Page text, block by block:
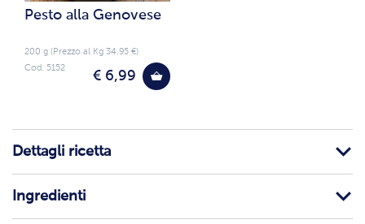
Pesto alla Genovese
200 g (Prezzo al Kg 34.95 €)
€ 6,99
Cod. 5152
Dettagli ricetta
Ingredienti